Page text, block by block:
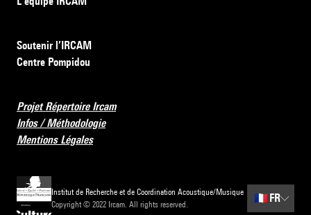
Soutenir l’IRCAM
Centre Pompidou
Projet Répertoire Ircam
Infos / Méthodologie
Mentions Légales
Institut de Recherche et de Coordination Acoustique/Musique
Copyright © 2022 Ircam. All rights reserved.
🇫🇷 FR